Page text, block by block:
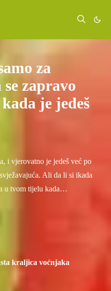
za
zapravo
je jedeš
i vjerovatno je jedeš već po
Ali da li si ikada
u tvom tijelu kada…
kraljica voćnjaka